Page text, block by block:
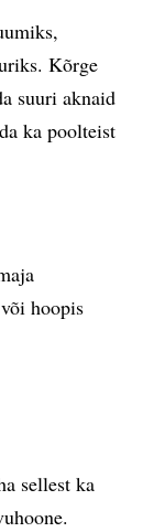
Kõrge
suuri aknaid
ka poolteist
hoopis
sellest ka